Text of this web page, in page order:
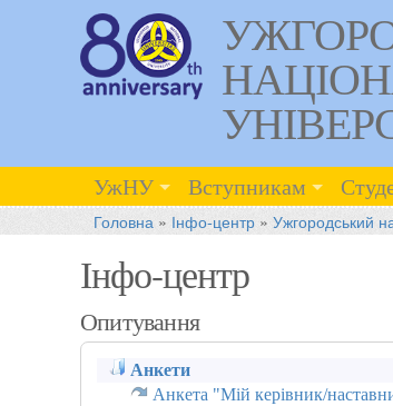
УжНУ Вступникам
Головна » Інфо-центр» Ужгородський
Інфо-центр
Опитування
Анкети
Анкета "Мій керівник/